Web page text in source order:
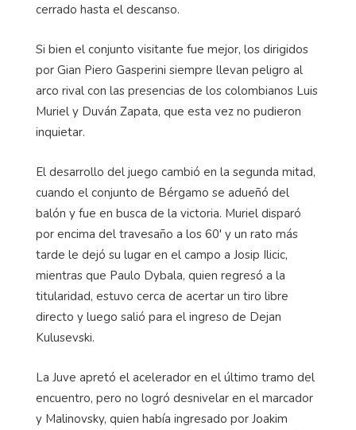
cerrado hasta el descanso.
Si bien el conjunto visitante fue mejor, los dirigidos
por Gian Piero Gasperini siempre llevan peligro al
arco rival con las presencias de los colombianos Luis
Muriel y Duván Zapata, que esta vez no pudieron
inquietar.
El desarrollo del juego cambió en la segunda mitad,
cuando el conjunto de Bérgamo se adueñó del
balón y fue en busca de la victoria. Muriel disparó
por encima del travesaño a los 60' y un rato más
tarde le dejó su lugar en el campo a Josip Ilicic,
mientras que Paulo Dybala, quien regresó a la
titularidad, estuvo cerca de acertar un tiro libre
directo y luego salió para el ingreso de Dejan
Kulusevski.
La Juve apretó el acelerador en el último tramo del
encuentro, pero no logró desnivelar en el marcador
y Malinovsky, quien había ingresado por Joakim